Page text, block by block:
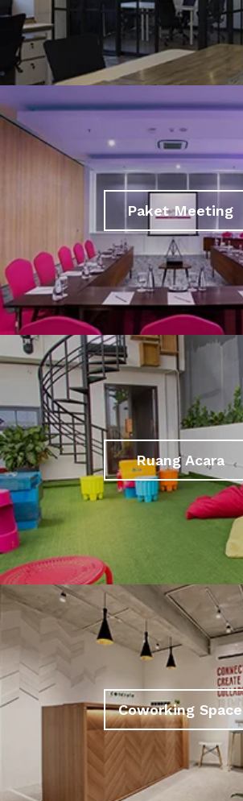
Paket Meeting
Ruang Acara
Coworking Space